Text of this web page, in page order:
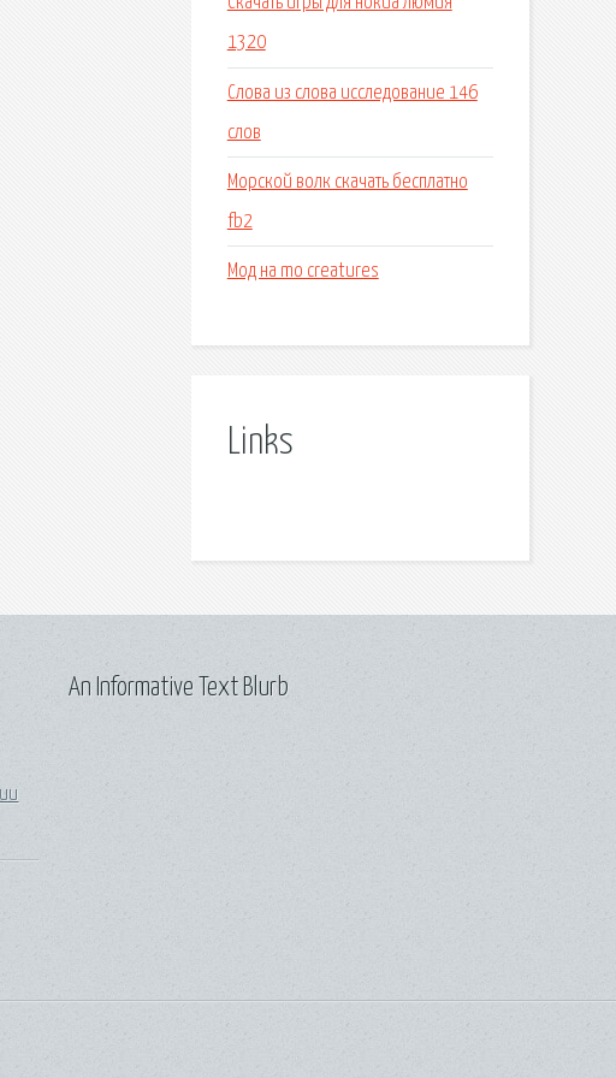
1320
Слова из слова исследование 146
слов
Морской волк скачать бесплатно
fb2
Мод на mo creatures
Links
An Informative Text Blurb